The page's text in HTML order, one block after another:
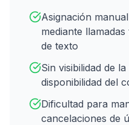
Asignación
mediante
de texto
Sin visibilidad de
disponibilidad del
Dificultad para
cancelaciones de